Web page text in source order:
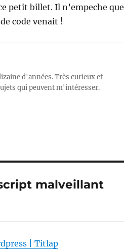
petit billet. Il n’empeche que
code venait !
d'années. Très curieux et
qui peuvent m'intéresser.
malveillant
| Titlap